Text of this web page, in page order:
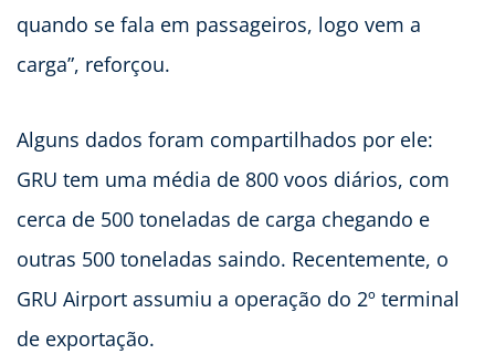
quando se fala em passageiros, logo vem a
carga”, reforçou.
Alguns dados foram compartilhados por ele:
GRU tem uma média de 800 voos diários, com
cerca de 500 toneladas de carga chegando e
outras 500 toneladas saindo. Recentemente, o
GRU Airport assumiu a operação do 2º terminal
de exportação.